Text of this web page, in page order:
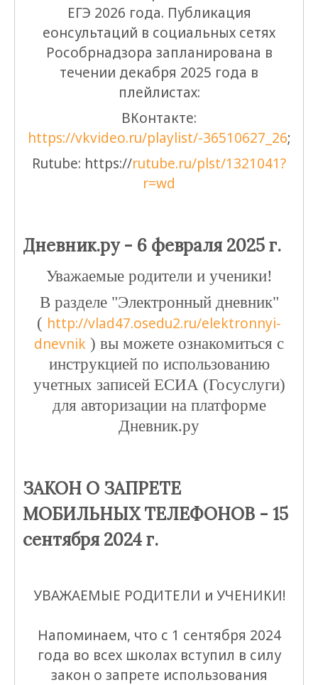
ЕГЭ 2026 года. Публикация
еонсультаций в социальных сетях
Рособрнадзора запланирована в
течении декабря 2025 года в
плейлистах:
ВКонтакте:
https://vkvideo.ru/playlist/-36510627_26;
Rutube: https://rutube.ru/plst/1321041?
r=wd
Дневник.ру - 6 февраля 2025 г.
Уважаемые родители и ученики!
В разделе "Электронный дневник"
( http://vlad47.osedu2.ru/elektronnyi-
dnevnik ) вы можете ознакомиться с
инструкцией по использованию
учетных записей ЕСИА (Госуслуги)
для авторизации на платформе
Дневник.ру
ЗАКОН О ЗАПРЕТЕ
МОБИЛЬНЫХ ТЕЛЕФОНОВ - 15
сентября 2024 г.
УВАЖАЕМЫЕ РОДИТЕЛИ и УЧЕНИКИ!
Напоминаем, что с 1 сентября 2024
года во всех школах вступил в силу
закон о запрете использования